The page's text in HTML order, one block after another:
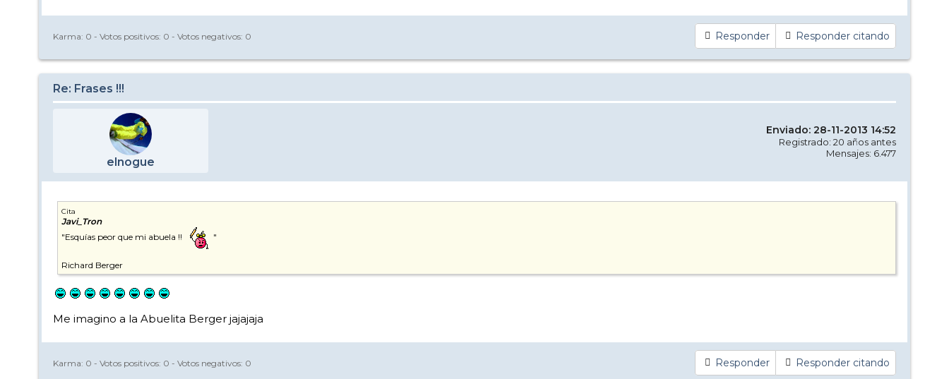
Responder Responder citando
Karma: 0 - Votos positivos: 0 - Votos negativos: 0
Re: Frases !!!
elnogue
Enviado: 28-11-2013 14:52
Registrado: 20 años antes
Mensajes: 6.477
Cita
Javi_Tron
"Esquías peor que mi abuela !!
"
Richard Berger
Me imagino a la Abuelita Berger jajajaja
Responder Responder citando
Karma: 0 - Votos positivos: 0 - Votos negativos: 0